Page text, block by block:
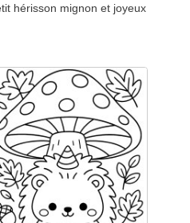
hérisson mignon et joyeux